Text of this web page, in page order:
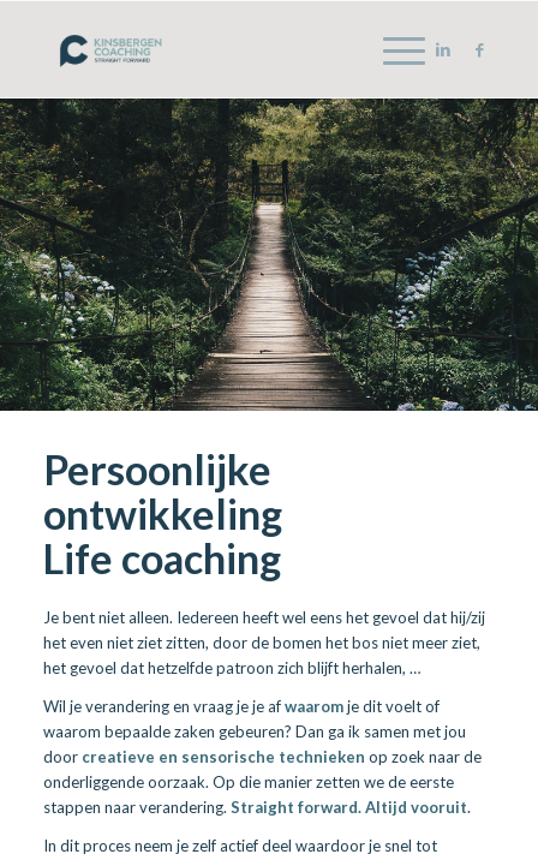
Persoonlijke
ontwikkeling
Life coaching
Je bent niet alleen. Iedereen heeft wel eens het gevoel dat hij/zij
het even niet ziet zitten, door de bomen het bos niet meer ziet,
het gevoel dat hetzelfde patroon zich blijft herhalen, …
Wil je verandering en vraag je je afwaaromje dit voelt of
waarom bepaalde zaken gebeuren? Dan ga ik samen met jou
door creatieve en sensorische technieken op zoek naar de
onderliggende oorzaak. Op die manier zetten we de eerste
stappen naar verandering. Straight forward. Altijd vooruit.
In dit proces neem je zelf actief deel waardoor je snel tot